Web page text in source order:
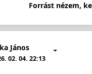
Forrást nézem,
János
02. 04. 22:13